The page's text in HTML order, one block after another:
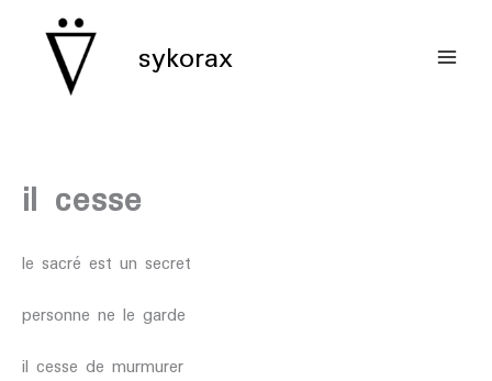
contenu sykorax
il cesse
le sacré est un secret
personne ne le garde
il cesse de murmurer